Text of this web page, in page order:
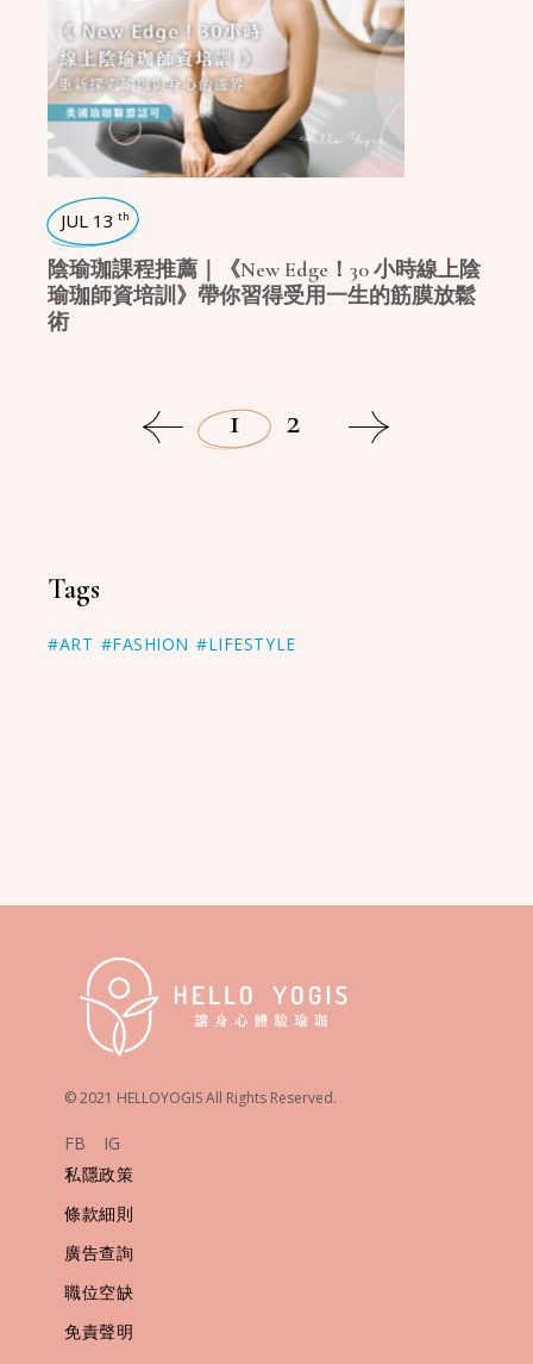
JUL 13 th
陰瑜珈課程推薦｜《New Edge！30 小時線上陰
瑜珈師資培訓》帶你習得受用一生的筋膜放鬆
術
1 2
Tags
#ART #FASHION #LIFESTYLE
© 2021 HELLOYOGIS All Rights Reserved.
FB
IG
私隱政策
條款細則
廣告查詢
職位空缺
免責聲明